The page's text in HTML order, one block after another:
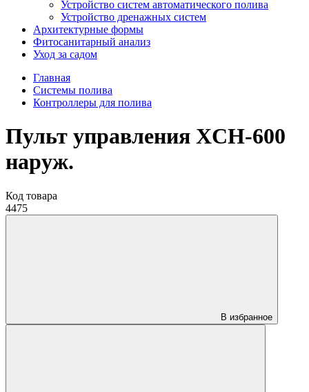
Устройство систем автоматического полива
Устройство дренажных систем
Aрхитектурные формы
Фитосанитарный анализ
Уход за садом
Главная
Системы полива
Контроллеры для полива
Пульт управления XCH-600
наруж.
Код товара
4475
В избранное